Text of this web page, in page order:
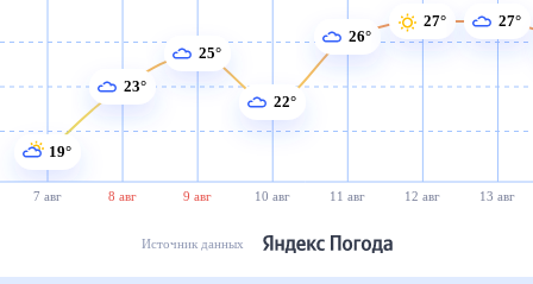
7 авг 8 авг 9 авг 10 авг 11 авг 12 авг 13 авг
19°
23°
25°
22°
26°
27° 27°
Источник данных